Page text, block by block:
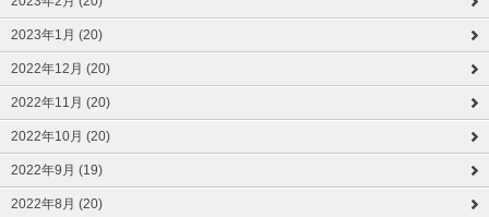
2023年1月 (20)
2022年12月 (20)
2022年11月 (20)
2022年10月 (20)
2022年9月 (19)
2022年8月 (20)